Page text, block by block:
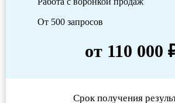
От 500 запросов
от 110 000
Срок получения